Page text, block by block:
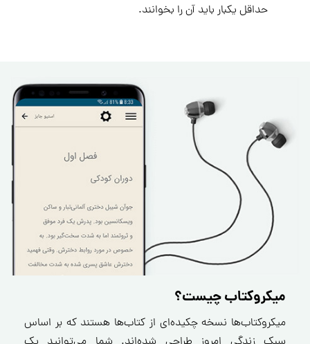
حداقل یکبار باید آن را بخوانند.
میکروکتاب چیست؟
میکروکتاب‌ها نسخه چکیده‌ای از کتاب‌ها هستند که بر اساس